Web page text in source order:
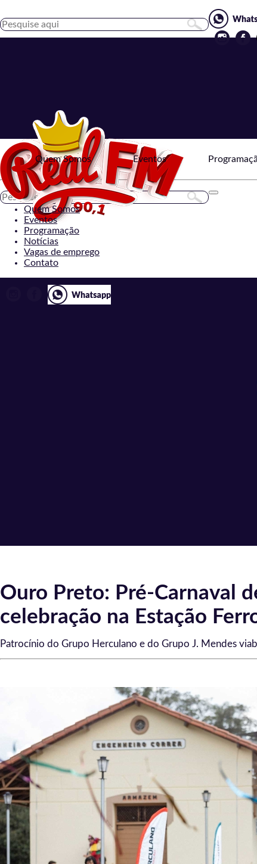
Quem Somos Eventos
Toggle
Quem Somos
Eventos
Programação
Notícias
Vagas de emprego
Contato
Ouro Preto: Pré-Carnaval
celebração na Estação
Patrocínio do Grupo Herculano e do Grupo J. Mendes